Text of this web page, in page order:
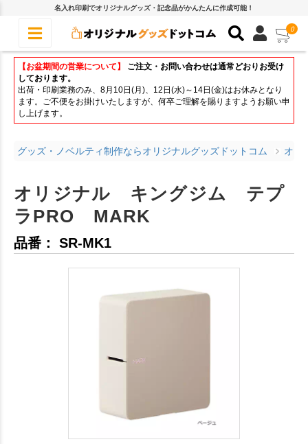
名入れ印刷でオリジナルグッズ・記念品がかんたんに作成可能！
0
【お盆期間の営業について】
ご注文・お問い合わせは通常どおりお受け
しております。
出荷・印刷業務のみ、8月10日(月)、12日(水)～14日(金)はお休みとなり
ます。ご不便をお掛けいたしますが、何卒ご理解を賜りますようお願い申
し上げます。
グッズ・ノベルティ制作ならオリジナルグッズドットコム オリ
オリジナル キングジム テプ
ラPRO MARK
品番： SR-MK1